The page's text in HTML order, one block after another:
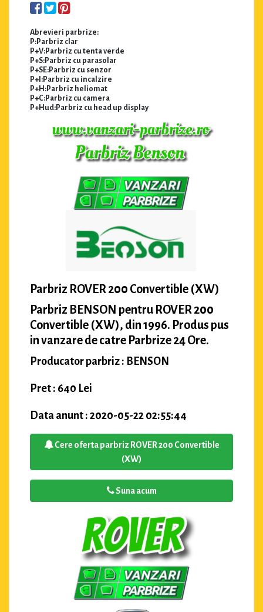
Abrevieri parbrize:
P:Parbriz clar
P+V:Parbriz cu tenta verde
P+S:Parbriz cu parasolar
P+SE:Parbriz cu senzor
P+I:Parbriz cu incalzire
P+H:Parbriz heliomat
P+C:Parbriz cu camera
P+Hud:Parbriz cu head up display
Parbriz ROVER 200 Convertible (XW)
Parbriz BENSON pentru ROVER 200
Convertible (XW), din 1996. Produs pus
in vanzare de catre Parbrize 24 Ore.
Producator parbriz : BENSON
Pret : 640 Lei
Data anunt : 2020-05-22 02:55:44
Cere oferta parbriz ROVER 200 Convertible
(XW)
Suna acum